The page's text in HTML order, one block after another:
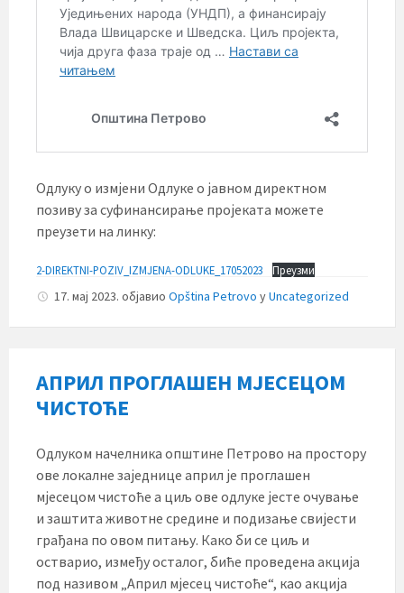
Одлуку о измјени Одлуке о јавном директном
позиву за суфинансирање пројеката можете
преузети на линку:
2-DIREKTNI-POZIV_IZMJENA-ODLUKE_17052023 Преузми
17. мај 2023. објавио Opština Petrovo уUncategorized
АПРИЛ ПРОГЛАШЕН МЈЕСЕЦОМ
ЧИСТОЋЕ
Одлуком начелника општине Петрово на простору
ове локалне заједнице април је проглашен
мјесецом чистоће а циљ ове одлуке јесте очување
и заштита животне средине и подизање свијести
грађана по овом питању. Како би се циљ и
остварио, између осталог, биће проведена акција
под називом „Април мјесец чистоће“, као акција